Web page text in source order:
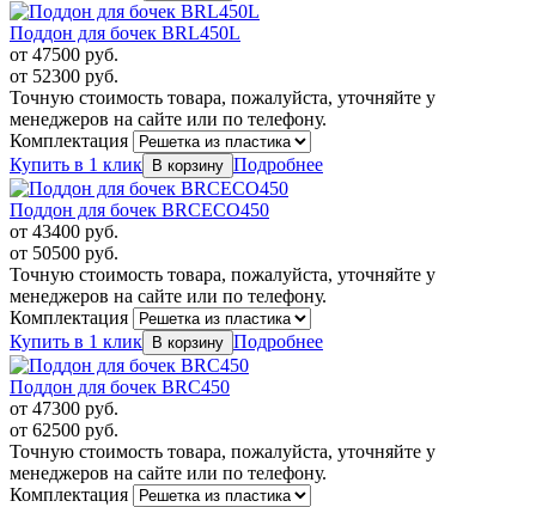
Поддон для бочек BRL450L
от 47500 руб.
от 52300 руб.
Точную стоимость товара, пожалуйста, уточняйте у
менеджеров на сайте или по телефону.
Комплектация
Купить в 1 клик
Подробнее
Поддон для бочек BRCECO450
от 43400 руб.
от 50500 руб.
Точную стоимость товара, пожалуйста, уточняйте у
менеджеров на сайте или по телефону.
Комплектация
Купить в 1 клик
Подробнее
Поддон для бочек BRC450
от 47300 руб.
от 62500 руб.
Точную стоимость товара, пожалуйста, уточняйте у
менеджеров на сайте или по телефону.
Комплектация